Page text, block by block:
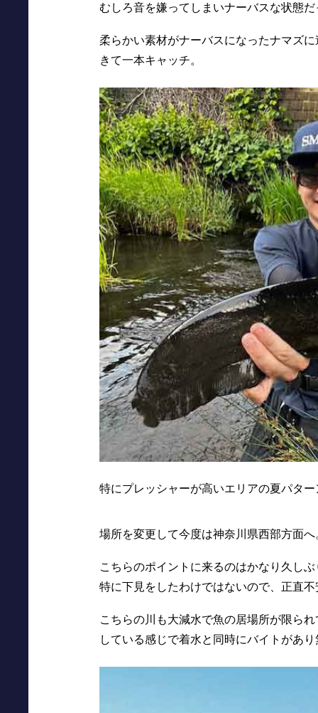
むしろ音を嫌ってしまいナーバスな状態
柔らかい素材がナーバスになったナマズ
きて一本キャッチ。
特にプレッシャーが高いエリアの夏パタ
場所を変更して今度は神奈川県西部方面へ
こちらのポイントに来るのはかなり久し
特に下見をしたわけではないので、正直
こちらの川も大減水で魚の居場所が限ら
している感じで着水と同時にバイトがあ